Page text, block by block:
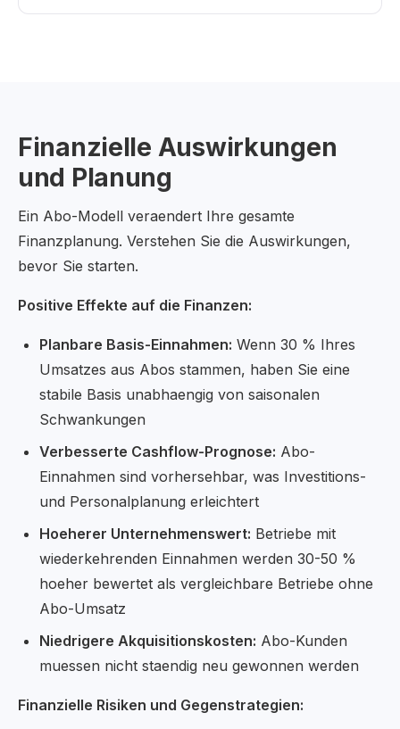
Finanzielle Auswirkungen
und Planung
Ein Abo-Modell veraendert Ihre gesamte
Finanzplanung. Verstehen Sie die Auswirkungen,
bevor Sie starten.
Positive Effekte auf die Finanzen:
Planbare Basis-Einnahmen: Wenn 30 % Ihres
Umsatzes aus Abos stammen, haben Sie eine
stabile Basis unabhaengig von saisonalen
Schwankungen
Verbesserte Cashflow-Prognose: Abo-
Einnahmen sind vorhersehbar, was Investitions-
und Personalplanung erleichtert
Hoeherer Unternehmenswert: Betriebe mit
wiederkehrenden Einnahmen werden 30-50 %
hoeher bewertet als vergleichbare Betriebe ohne
Abo-Umsatz
Niedrigere Akquisitionskosten: Abo-Kunden
muessen nicht staendig neu gewonnen werden
Finanzielle Risiken und Gegenstrategien: